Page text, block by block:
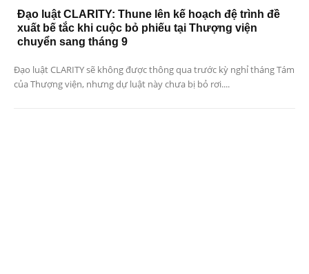
Đạo luật CLARITY: Thune lên kế hoạch đệ trình đề
xuất bế tắc khi cuộc bỏ phiếu tại Thượng viện
chuyển sang tháng 9
Đạo luật CLARITY sẽ không được thông qua trước kỳ nghỉ tháng Tám
của Thượng viện, nhưng dự luật này chưa bị bỏ rơi....